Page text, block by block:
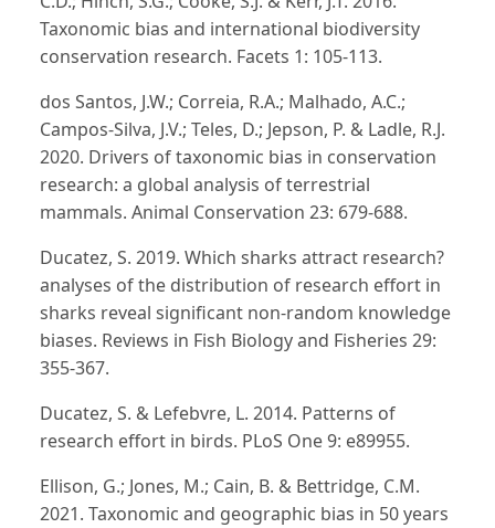
Taxonomic bias and international biodiversity
conservation research. Facets 1: 105-113.
dos Santos, J.W.; Correia, R.A.; Malhado, A.C.;
Campos-Silva, J.V.; Teles, D.; Jepson, P. & Ladle, R.J.
2020. Drivers of taxonomic bias in conservation
research: a global analysis of terrestrial
mammals. Animal Conservation 23: 679-688.
Ducatez, S. 2019. Which sharks attract research?
analyses of the distribution of research effort in
sharks reveal significant non-random knowledge
biases. Reviews in Fish Biology and Fisheries 29:
355-367.
Ducatez, S. & Lefebvre, L. 2014. Patterns of
research effort in birds. PLoS One 9: e89955.
Ellison, G.; Jones, M.; Cain, B. & Bettridge, C.M.
2021. Taxonomic and geographic bias in 50 years